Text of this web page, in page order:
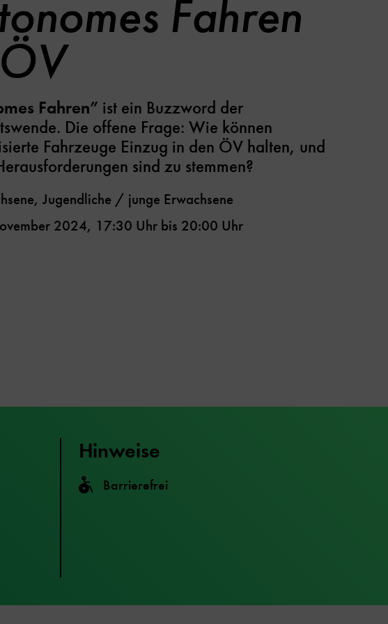
Fahren
Fahren” ist ein Buzzword der
Die offene Frage: Wie können
Fahrzeuge Einzug in den ÖV halten, und
sind zu stemmen?
Jugendliche / junge Erwachsene
2024, 17:30 Uhrbis 20:00 Uhr
Hinweise
Barrierefrei